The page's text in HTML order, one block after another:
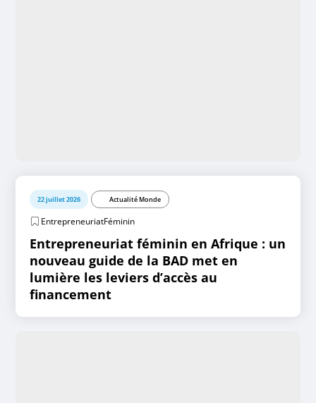
22 juillet 2026 Actualité Monde
EntrepreneuriatFéminin
Entrepreneuriat féminin en Afrique : un
nouveau guide de la BAD met en
lumière les leviers d’accès au
financement